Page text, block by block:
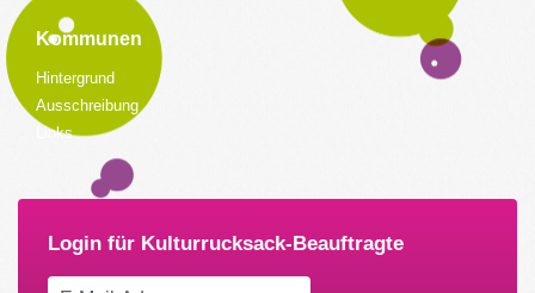
Kommunen
Hintergrund
Ausschreibung
Links